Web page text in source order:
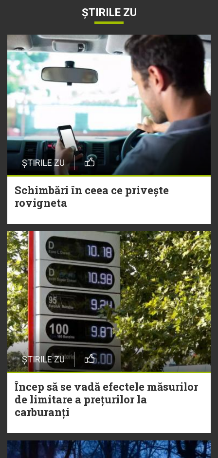
ȘTIRILE ZU
ȘTIRILE ZU
Schimbări în ceea ce privește
rovigneta
ȘTIRILE ZU
Încep să se vadă efectele măsurilor
de limitare a prețurilor la
carburanți